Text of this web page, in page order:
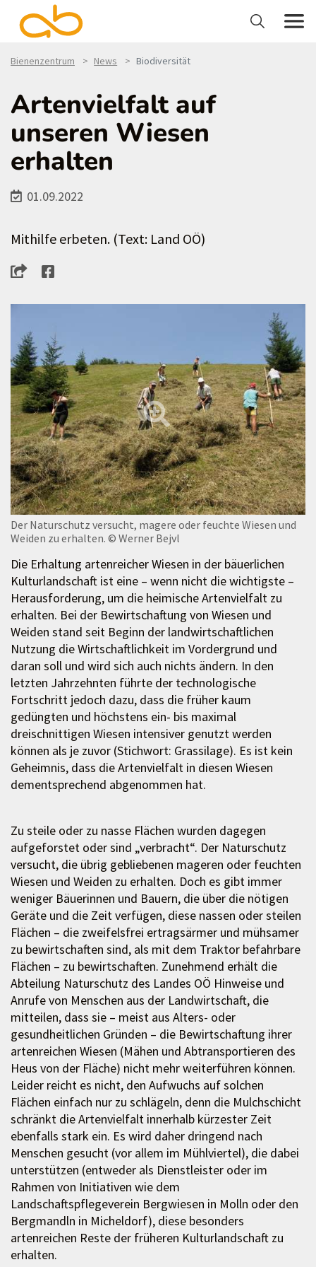
Bienenzentrum News Biodiversität
Artenvielfalt auf
unseren Wiesen
erhalten
01.09.2022
Mithilfe erbeten. (Text: Land OÖ)
Der Naturschutz versucht, magere oder feuchte Wiesen und
Weiden zu erhalten. © Werner Bejvl
Die Erhaltung artenreicher Wiesen in der bäuerlichen
Kulturlandschaft ist eine – wenn nicht die wichtigste –
Herausforderung, um die heimische Artenvielfalt zu
erhalten. Bei der Bewirtschaftung von Wiesen und
Weiden stand seit Beginn der landwirtschaftlichen
Nutzung die Wirtschaftlichkeit im Vordergrund und
daran soll und wird sich auch nichts ändern. In den
letzten Jahrzehnten führte der technologische
Fortschritt jedoch dazu, dass die früher kaum
gedüngten und höchstens ein- bis maximal
dreischnittigen Wiesen intensiver genutzt werden
können als je zuvor (Stichwort: Grassilage). Es ist kein
Geheimnis, dass die Artenvielfalt in diesen Wiesen
dementsprechend abgenommen hat.
Zu steile oder zu nasse Flächen wurden dagegen
aufgeforstet oder sind „verbracht“. Der Naturschutz
versucht, die übrig gebliebenen mageren oder feuchten
Wiesen und Weiden zu erhalten. Doch es gibt immer
weniger Bäuerinnen und Bauern, die über die nötigen
Geräte und die Zeit verfügen, diese nassen oder steilen
Flächen – die zweifelsfrei ertragsärmer und mühsamer
zu bewirtschaften sind, als mit dem Traktor befahrbare
Flächen – zu bewirtschaften. Zunehmend erhält die
Abteilung Naturschutz des Landes OÖ Hinweise und
Anrufe von Menschen aus der Landwirtschaft, die
mitteilen, dass sie – meist aus Alters- oder
gesundheitlichen Gründen – die Bewirtschaftung ihrer
artenreichen Wiesen (Mähen und Abtransportieren des
Heus von der Fläche) nicht mehr weiterführen können.
Leider reicht es nicht, den Aufwuchs auf solchen
Flächen einfach nur zu schlägeln, denn die Mulchschicht
schränkt die Artenvielfalt innerhalb kürzester Zeit
ebenfalls stark ein. Es wird daher dringend nach
Menschen gesucht (vor allem im Mühlviertel), die dabei
unterstützen (entweder als Dienstleister oder im
Rahmen von Initiativen wie dem
Landschaftspflegeverein Bergwiesen in Molln oder den
Bergmandln in Micheldorf), diese besonders
artenreichen Reste der früheren Kulturlandschaft zu
erhalten.